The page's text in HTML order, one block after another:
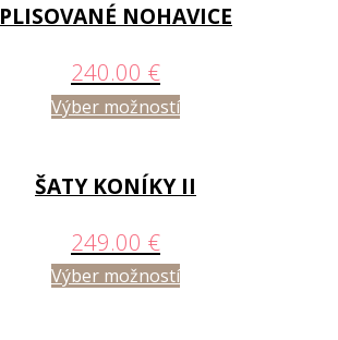
PLISOVANÉ NOHAVICE
240.00 €
Výber možností
ŠATY KONÍKY II
249.00 €
Výber možností